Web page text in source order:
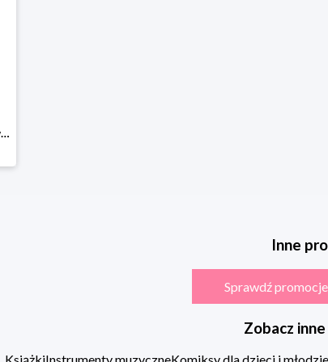
Mały detektyw. Znajdź, sprawdź, zgadnij Bookolika
Inne
Sprawdź
Zobacz